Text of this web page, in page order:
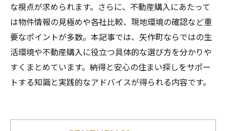
な視点が求められます。さらに、不動産購入にあたって
は物件情報の見極めや各社比較、現地環境の確認など重
要なポイントが多数。本記事では、矢作町ならではの生
活環境や不動産購入に役立つ具体的な選び方を分かりや
すくまとめています。納得と安心の住まい探しをサポー
トする知識と実践的なアドバイスが得られる内容です。